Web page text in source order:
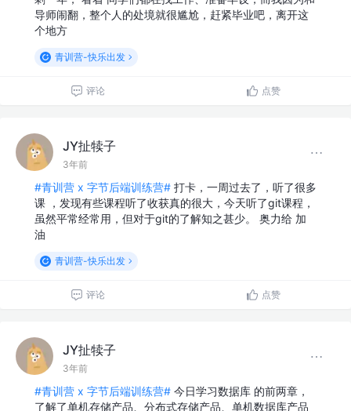
导师闹翻，整个人的处境就很尴尬，赶紧毕业吧，离开这
个地方
青训营-快乐出发
评论 点赞
JY扯犊子
3年前
#青训营 x 字节后端训练营# 打卡，一周过去了，听了很多
课 ，发现有些课程听了收获真的很大，今天听了git课程，
虽然平常经常用，但对于git的了解知之甚少。 奥力给 加
油
青训营-快乐出发
评论 点赞
JY扯犊子
3年前
#青训营 x 字节后端训练营# 今日学习数据库 的前两章，
了解了单机存储产品、分布式存储产品、单机数据库产品